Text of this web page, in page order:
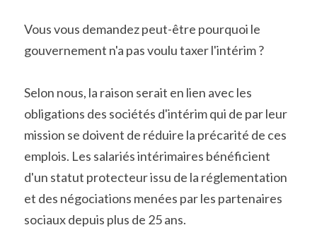
Vous vous demandez peut-être pourquoi le
gouvernement n'a pas voulu taxer l'intérim ?
Selon nous, la raison serait en lien avec les
obligations des sociétés d'intérim qui de par leur
mission se doivent de réduire la précarité de ces
emplois. Les salariés intérimaires bénéficient
d'un statut protecteur issu de la réglementation
et des négociations menées par les partenaires
sociaux depuis plus de 25 ans.